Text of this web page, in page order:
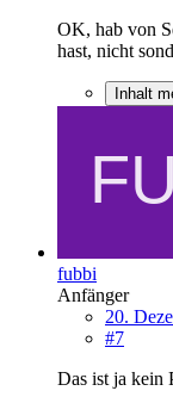
OK, hab von
hast, nicht
Inhalt
fubbi
Anfänger
20.
#7
Das ist ja kein